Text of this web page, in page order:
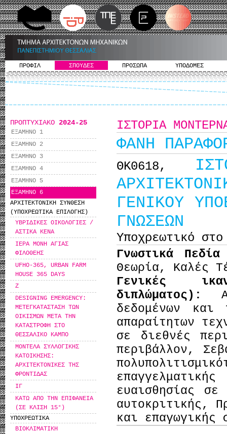
ΠΡΟΦΙΛ ΣΠΟΥΔΕΣ ΠΡΟΣΩΠΑ ΥΠΟΔΟΜΕΣ
ΠΡΟΠΤΥΧΙΑΚΟ 2024-25
ΕΞΑΜΗΝΟ 1
ΕΞΑΜΗΝΟ 2
ΕΞΑΜΗΝΟ 3
ΕΞΑΜΗΝΟ 4
ΕΞΑΜΗΝΟ 5
ΕΞΑΜΗΝΟ 6
ΑΡΧΙΤΕΚΤΟΝΙΚΗ ΣΥΝΘΕΣΗ
(ΥΠΟΧΡΕΩΤΙΚΑ ΕΠΙΛΟΓΗΣ)
ΥΒΡΙΔΙΚΕΣ ΟΙΚΟΛΟΓΙΕΣ /
ΑΣΤΙΚΑ ΚΕΝΑ
ΙΕΡΑ ΜΟΝΗ ΑΓΙΑΣ
ΦΙΛΟΘΕΗΣ
UFHO-365, URBAN FARM
HOUSE 365 DAYS
Ζ
DESIGNING EMERGENCY:
MΕΤΕΓΚΑΤΑΣΤΑΣΗ ΤΩΝ
ΟΙΚΙΣΜΩΝ ΜΕΤΑ ΤΗΝ
ΚΑΤΑΣΤΡΟΦΗ ΣΤΟ
ΘΕΣΣΑΛΙΚΟ ΚΑΜΠΟ
ΜΟΝΤΕΛΑ ΣΥΛΛΟΓΙΚΗΣ
ΚΑΤΟΙΚΗΣΗΣ:
ΑΡΧΙΤΕΚΤΟΝΙΚΕΣ ΤΗΣ
ΦΡΟΝΤΙΔΑΣ
ΙΓ
ΚΑΤΩ ΑΠΟ ΤΗΝ ΕΠΙΦΑΝΕΙΑ
(ΣΕ ΚΛΙΣΗ 15°)
ΥΠΟΧΡΕΩΤΙΚΑ
ΒΙΟΚΛΙΜΑΤΙΚΗ
ΙΣΤΟΡΙΑ
ΦΑΝΗ
ΘΚ0618,
ΓΕΝΙΚΟΥ
ΓΝΩΣΕΩΝ
Υποχρεωτικό
Γνωστικά
Θεωρία, Καλές
Γενικές
διπλώματος):
δεδομένων
απαραίτητων
σε διεθνές
περιβάλλον,
ευαισθησίας
αυτοκριτικής,
και επαγωγικής